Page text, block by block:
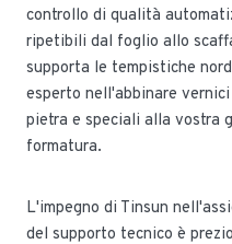
controllo di qualità
ripetibili dal foglio allo
supporta le tempistiche
esperto nell'abbinare
pietra e speciali alla vostra
formatura.
L'impegno di Tinsun
del supporto tecnico è